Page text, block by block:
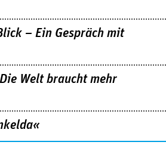
– Ein Gespräch mit
Welt braucht mehr